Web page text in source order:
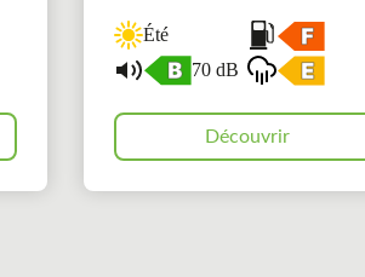
Été
70 dB
Découvrir